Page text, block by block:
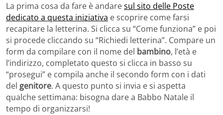
La prima cosa da fare è andaresul sito delle Poste
dedicato a questa iniziativa e scoprire come farsi
recapitare la letterina. Si clicca su “Come funziona” e poi
si procede cliccando su “Richiedi letterina”. Compare un
form da compilare con il nome del bambino, l’età e
l’indirizzo, completato questo si clicca in basso su
“prosegui” e compila anche il secondo form con i dati
del genitore. A questo punto si invia e si aspetta
qualche settimana: bisogna dare a Babbo Natale il
tempo di organizzarsi!